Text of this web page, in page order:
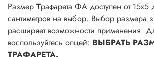
Размер Трафарета ФА доступен от 15х5
сантиметров на выбор. Выбор размера
расширяет возможности применения.
воспользуйтесь опцей: ВЫБРАТЬ
ТРАФАРЕТА.